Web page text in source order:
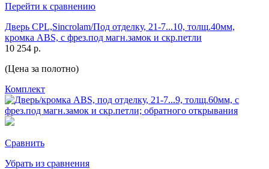
Перейти к сравнению
Дверь CPL,Sincrolam/Под отделку, 21-7...10, толщ.40мм,
кромка ABS, с фрез.под магн.замок и скр.петли
10 254 р.
(Цена за полотно)
Комплект
Сравнить
Убрать из сравнения